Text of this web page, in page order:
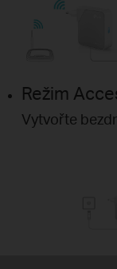
Režim
Vytvořte